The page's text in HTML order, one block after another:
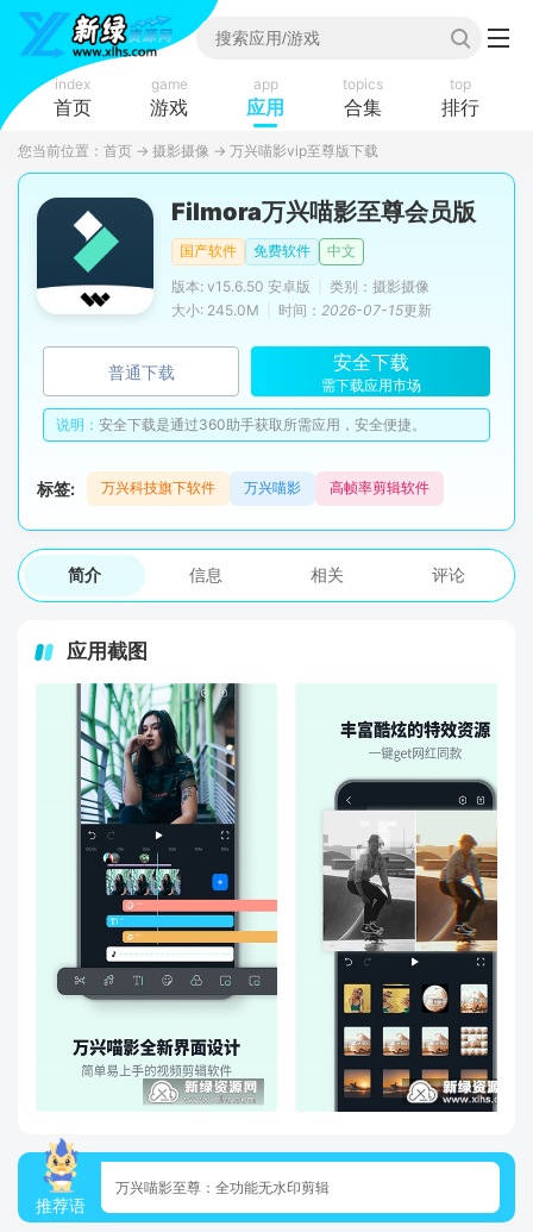
index
首页
game
游戏
app
应用
topics
合集
top
排行
您当前位置： 首页 → 摄影摄像 → 万兴喵影vip至尊版下载
Filmora万兴喵影至尊会员版
国产软件 免费软件
中文
版本: v15.6.50 安卓版
类别：摄影摄像
大小: 245.0M
时间： 2026-07-15更新
普通下载 安全下载
需下载应用市场
说明： 安全下载是通过360助手获取所需应用，安全便捷。
标签: 万兴科技旗下软件 万兴喵影 高帧率剪辑软件
简介 信息 相关 评论
应用截图
推荐语
万兴喵影至尊：全功能无水印剪辑